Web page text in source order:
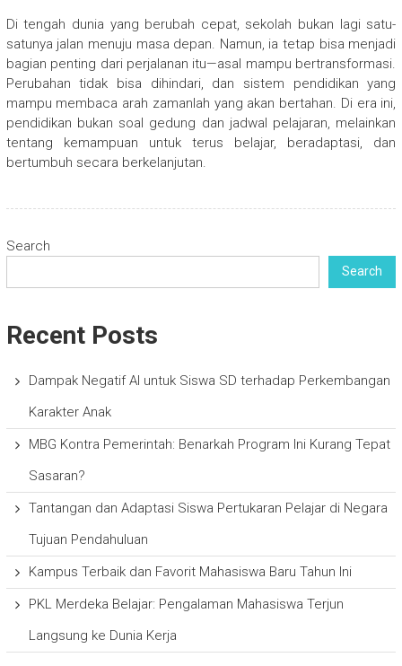
Di tengah dunia yang berubah cepat, sekolah bukan lagi satu-
satunya jalan menuju masa depan. Namun, ia tetap bisa menjadi
bagian penting dari perjalanan itu—asal mampu bertransformasi.
Perubahan tidak bisa dihindari, dan sistem pendidikan yang
mampu membaca arah zamanlah yang akan bertahan. Di era ini,
pendidikan bukan soal gedung dan jadwal pelajaran, melainkan
tentang kemampuan untuk terus belajar, beradaptasi, dan
bertumbuh secara berkelanjutan.
Search
Search
Recent Posts
Dampak Negatif AI untuk Siswa SD terhadap Perkembangan
Karakter Anak
MBG Kontra Pemerintah: Benarkah Program Ini Kurang Tepat
Sasaran?
Tantangan dan Adaptasi Siswa Pertukaran Pelajar di Negara
Tujuan Pendahuluan
Kampus Terbaik dan Favorit Mahasiswa Baru Tahun Ini
PKL Merdeka Belajar: Pengalaman Mahasiswa Terjun
Langsung ke Dunia Kerja